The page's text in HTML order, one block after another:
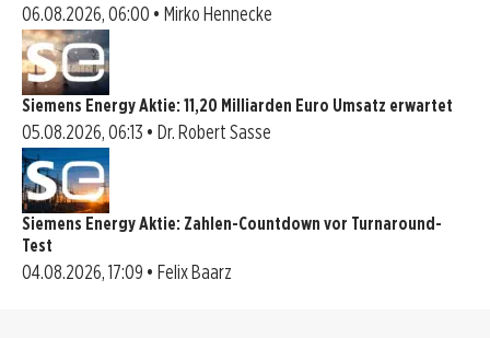
06.08.2026, 06:00 • Mirko Hennecke
Siemens Energy Aktie: 11,20 Milliarden Euro Umsatz erwartet
05.08.2026, 06:13 • Dr. Robert Sasse
Siemens Energy Aktie: Zahlen-Countdown vor Turnaround-
Test
04.08.2026, 17:09 • Felix Baarz